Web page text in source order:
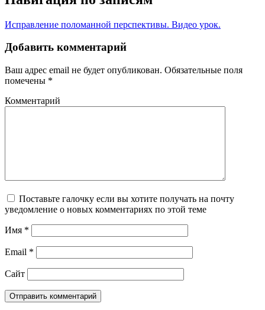
Исправление поломанной перспективы. Видео урок.
Добавить комментарий
Ваш адрес email не будет опубликован. Обязательные поля
помечены *
Комментарий
Поставьте галочку если вы хотите получать на почту
уведомление о новых комментариях по этой теме
Имя *
Email *
Сайт